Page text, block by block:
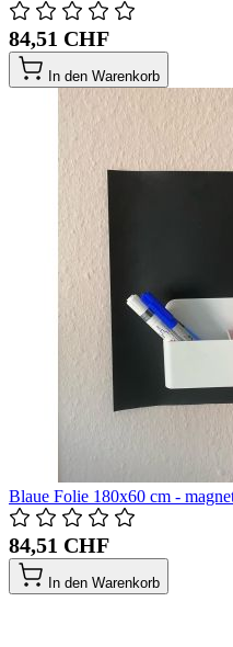
84,51 CHF
In den Warenkorb
Blaue Folie 180x60 cm -
84,51 CHF
In den Warenkorb